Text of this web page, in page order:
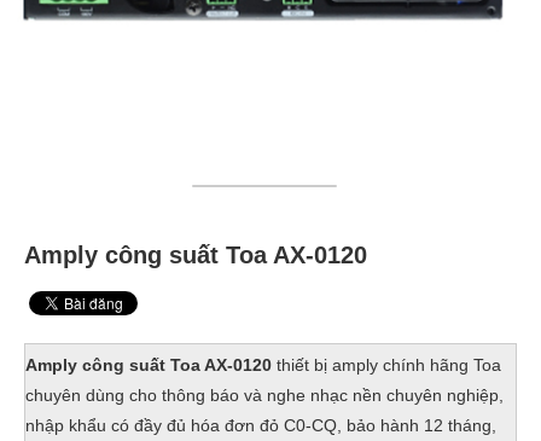
Amply công suất Toa AX-0120
Amply công suất Toa AX-0120 thiết bị amply chính hãng Toa
chuyên dùng cho thông báo và nghe nhạc nền chuyên nghiệp,
nhập khẩu có đầy đủ hóa đơn đỏ C0-CQ, bảo hành 12 tháng,